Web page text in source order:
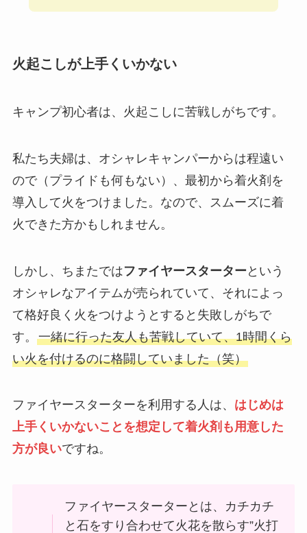
火起こしが上手くいかない
キャンプ初心者は、火起こしに苦戦しがちです。
私たち夫婦は、オシャレキャンパーからは程遠い
ので（プライドも何もない）、最初から着火剤を
導入して火をつけました。なので、スムーズに着
火できた方かもしれません。
しかし、ちまたではファイヤースターター という
オシャレなアイテムが売られていて、それによっ
て格好良く火をつけようとすると失敗しがちで
す。 一緒に行った友人も苦戦していて、1時間くら
い火を付けるのに格闘していました（笑）
ファイヤースターターを利用する人は、 はじめは
上手くいかないことを想定して着火剤も用意した
方が良いですね。
ファイヤースターターとは、カチカチ
と石をすり合わせて火花を散らす”火打